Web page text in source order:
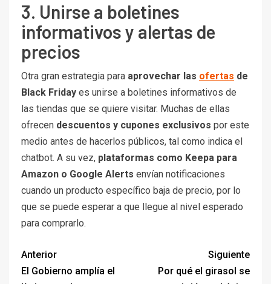
3. Unirse a boletines
informativos y alertas de
precios
Otra gran estrategia para aprovechar las ofertas de
Black Friday es unirse a boletines informativos de
las tiendas que se quiere visitar. Muchas de ellas
ofrecen descuentos y cupones exclusivos por este
medio antes de hacerlos públicos, tal como indica el
chatbot. A su vez, plataformas como Keepa para
Amazon o Google Alerts envían notificaciones
cuando un producto específico baja de precio, por lo
que se puede esperar a que llegue al nivel esperado
para comprarlo.
Anterior
El Gobierno amplía el
Siguiente
Por qué el girasol se